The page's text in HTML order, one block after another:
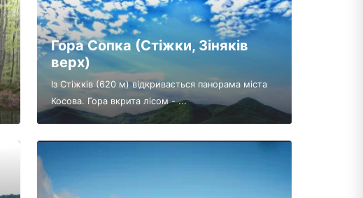
Гора Сопка (Стіжки, Зіняків
верх)
Із Стіжків (620 м) відкривається панорама міста
Косова. Гора вкрита лісом - ...